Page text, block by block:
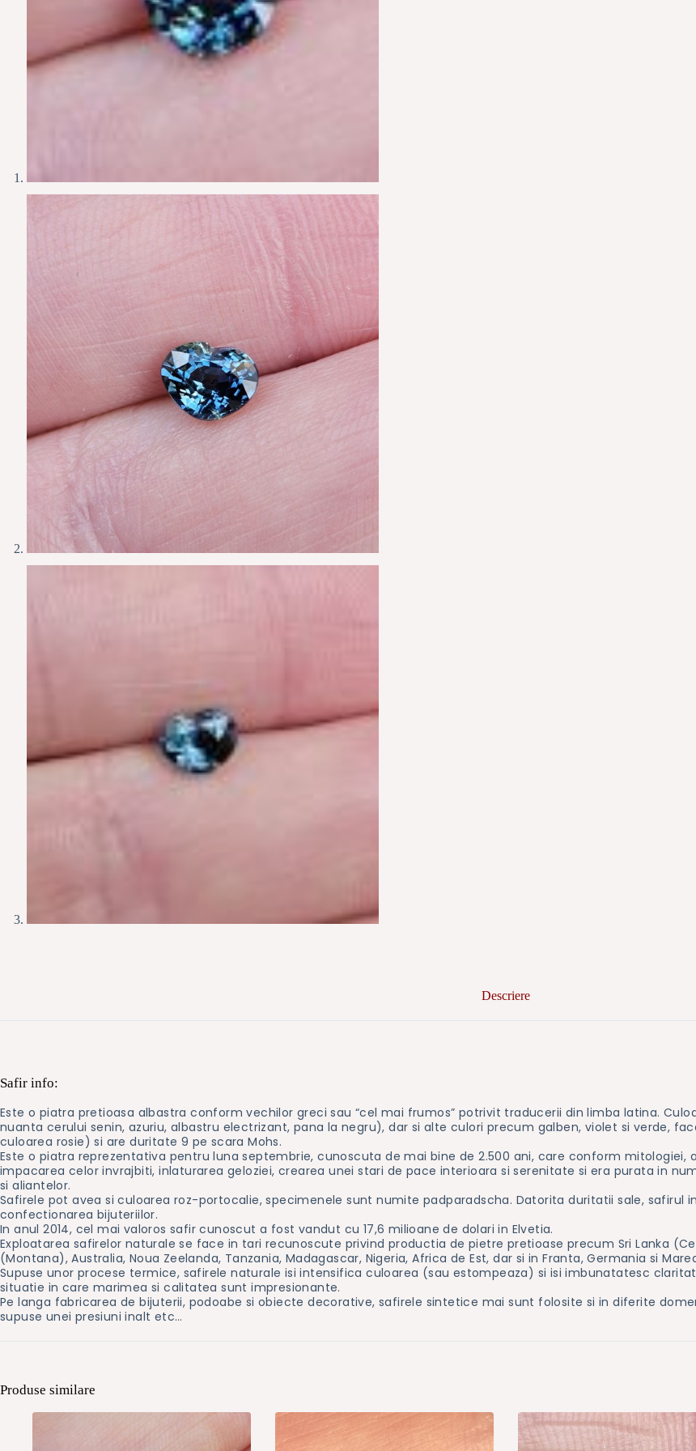
Descriere
Safir info:
Este o piatra pretioasa albastra conform vechilor greci sau “cel mai frumos” potrivit traducerii din limba latina.
nuanta cerului senin, azuriu, albastru electrizant, pana la negru), dar si alte culori precum galben, violet si verde,
culoarea rosie) si are duritate 9 pe scara Mohs.
Este o piatra reprezentativa pentru luna septembrie, cunoscuta de mai bine de 2.500 ani, care conform
impacarea celor invrajbiti, inlaturarea geloziei, crearea unei stari de pace interioara si serenitate si era purata in
si aliantelor.
Safirele pot avea si culoarea roz-portocalie, specimenele sunt numite padparadscha. Datorita duritatii sale,
confectionarea bijuteriilor.
In anul 2014, cel mai valoros safir cunoscut a fost vandut cu 17,6 milioane de dolari in Elvetia.
Exploatarea safirelor naturale se face in tari recunoscute privind productia de pietre pretioase precum Sri Lanka
(Montana), Australia, Noua Zeelanda, Tanzania, Madagascar, Nigeria, Africa de Est, dar si in Franta, Germania si
Supuse unor procese termice, safirele naturale isi intensifica culoarea (sau estompeaza) si isi imbunatatesc
situatie in care marimea si calitatea sunt impresionante.
Pe langa fabricarea de bijuterii, podoabe si obiecte decorative, safirele sintetice mai sunt folosite si in diferite
supuse unei presiuni inalt etc…
Produse similare